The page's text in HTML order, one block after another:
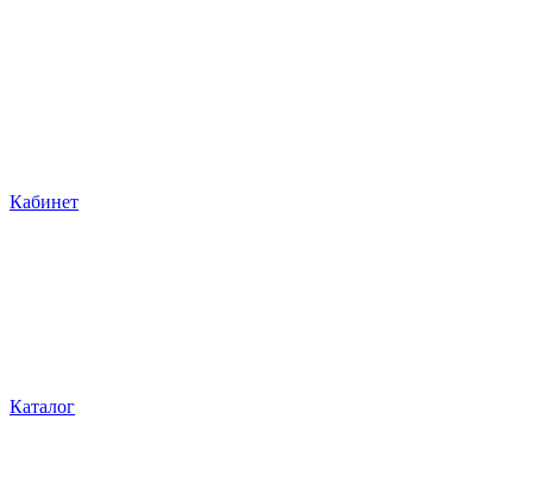
Кабинет
Каталог